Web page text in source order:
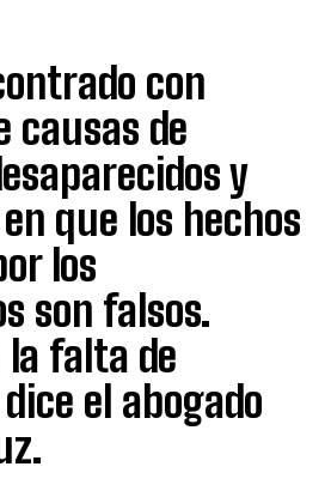
con
causas de
y
que los hechos
los
son falsos.
la falta de
el abogado